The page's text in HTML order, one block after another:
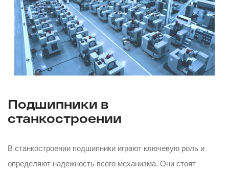
Подшипники в
станкостроении
В станкостроении подшипники играют ключевую роль и
определяют надежность всего механизма. Они стоят